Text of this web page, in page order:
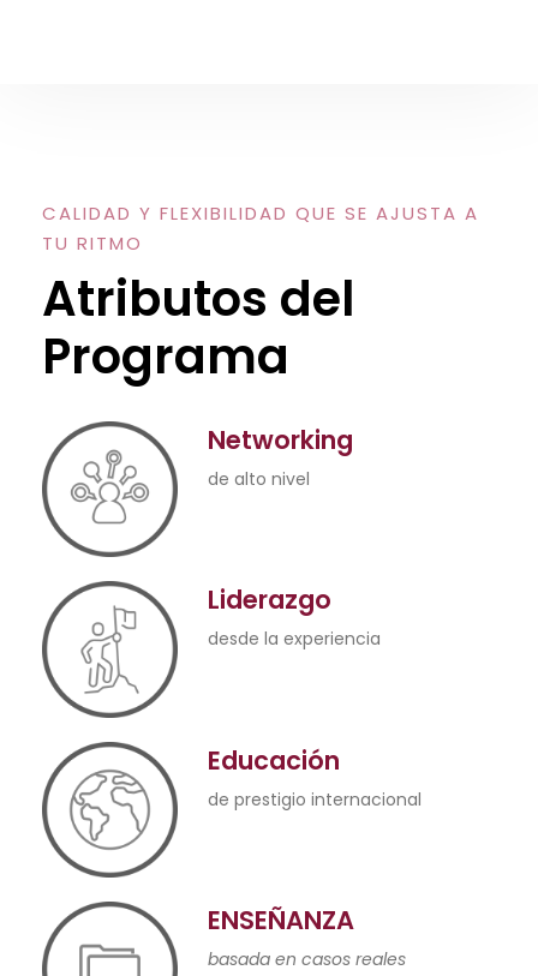
CALIDAD Y FLEXIBILIDAD QUE SE AJUSTA A
TU RITMO
Atributos del
Programa
Networking
de alto nivel
Liderazgo
desde la experiencia
Educación
de prestigio internacional
ENSEÑANZA
basada en casos reales